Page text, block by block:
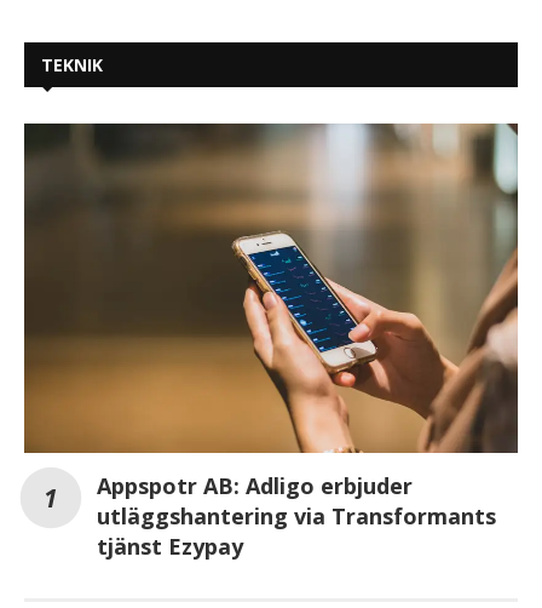
TEKNIK
Appspotr AB: Adligo erbjuder
utläggshantering via Transformants
tjänst Ezypay